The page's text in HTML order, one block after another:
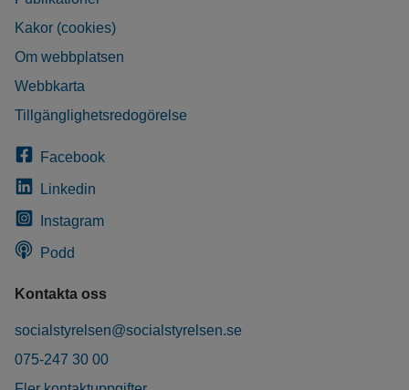
Kakor (cookies)
Om webbplatsen
Webbkarta
Tillgänglighetsredogörelse
Facebook
Linkedin
Instagram
Podd
Kontakta oss
socialstyrelsen@socialstyrelsen.se
075-247 30 00